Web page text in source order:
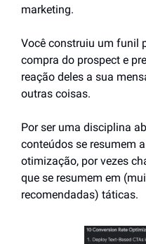
marketing.
Você construiu um funil
compra do prospect e
reação deles a sua
outras coisas.
Por ser uma disciplina
conteúdos se resumem
otimização, por vezes
que se resumem em
recomendadas) táticas.